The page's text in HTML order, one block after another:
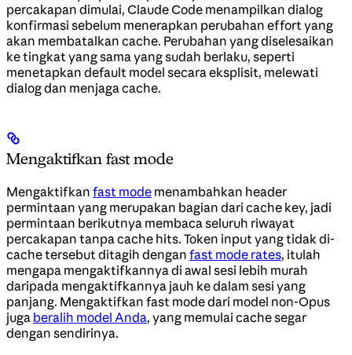
percakapan dimulai, Claude Code menampilkan dialog
konfirmasi sebelum menerapkan perubahan effort yang
akan membatalkan cache. Perubahan yang diselesaikan
ke tingkat yang sama yang sudah berlaku, seperti
menetapkan default model secara eksplisit, melewati
dialog dan menjaga cache.
Mengaktifkan fast mode
Mengaktifkan fast mode menambahkan header
permintaan yang merupakan bagian dari cache key, jadi
permintaan berikutnya membaca seluruh riwayat
percakapan tanpa cache hits. Token input yang tidak di-
cache tersebut ditagih dengan fast mode rates, itulah
mengapa mengaktifkannya di awal sesi lebih murah
daripada mengaktifkannya jauh ke dalam sesi yang
panjang. Mengaktifkan fast mode dari model non-Opus
juga beralih model Anda, yang memulai cache segar
dengan sendirinya.